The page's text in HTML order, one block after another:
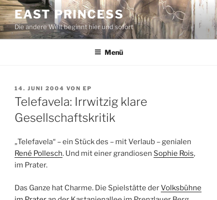
Zum
Inhalt
springen
EAST PRINCESS
Die andere Welt beginnt hier und sofort
Menü
VERÖFFENTLICHT
AM
14. JUNI 2004 VON EP
Telefavela: Irrwitzig klare
Gesellschaftskritik
„Telefavela“ – ein Stück des – mit Verlaub – genialen
René Pollesch. Und mit einer grandiosen Sophie Rois,
im Prater.
Das Ganze hat Charme. Die Spielstätte derVolksbühne